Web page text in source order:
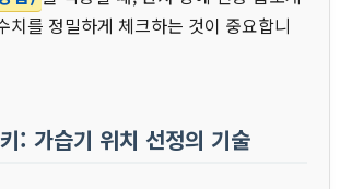
치를 정밀하게 체크하는 것이 중요합니
: 가습기 위치 선정의 기술